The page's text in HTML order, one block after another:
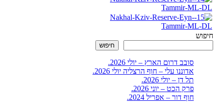
חיפוש
חיפוש
סובב דרום הארץ – יולי 2026.
אדוננו עלי – חוף הרצליה יולי 2026.
תל דן – יולי 2026.
פרק הכט – יוני 2026.
חוף דור – אפריל 2024.